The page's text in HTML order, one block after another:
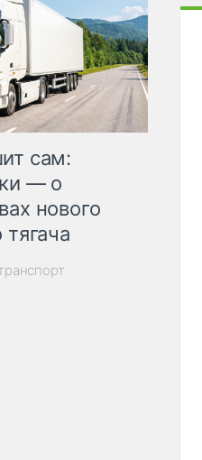
сам:
— о
нового
тягача